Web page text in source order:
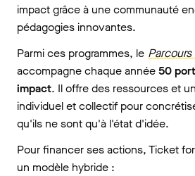
impact grâce à une communauté
pédagogies innovantes.
Parmi ces programmes, le
accompagne chaque année50
impact. Il offre des ressources et
individuel et collectif pour
qu'ils ne sont qu'à l'état d'idée.
Pour financer ses actions, Ticket
un modèle hybride :